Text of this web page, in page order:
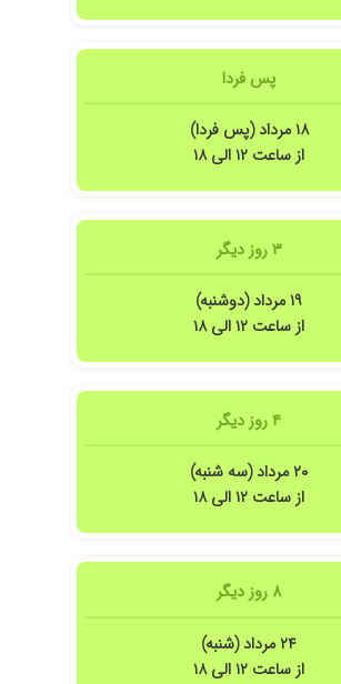
پس فردا
۱۸ مرداد (پس فردا)
از ساعت ۱۲ الی ۱۸
۳ روز دیگر
۱۹ مرداد (دوشنبه)
از ساعت ۱۲ الی ۱۸
۴ روز دیگر
۲۰ مرداد (سه شنبه)
از ساعت ۱۲ الی ۱۸
۸ روز دیگر
۲۴ مرداد (شنبه)
از ساعت ۱۲ الی ۱۸